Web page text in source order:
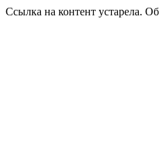
Ссылка на контент устарела.